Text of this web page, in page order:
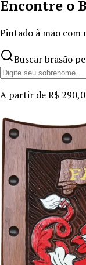
Encontre o
Pintado à mão com
Buscar brasão
A partir deR$